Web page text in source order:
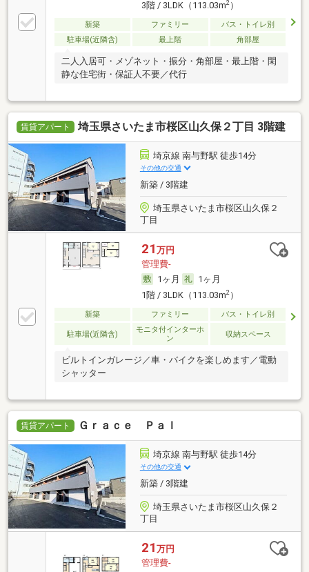
3階 / 3LDK（113.03m2）
新築 ファミリー
バス・トイレ別
駐車場(近隣含)
最上階 角部屋
二人入居可・メゾネット・振分・角部屋・最上階・閑
静な住宅街・保証人不要／代行
賃貸アパート 埼玉県さいたま市桜区山久保２丁目 3階建
埼京線 南与野駅 徒歩14分
その他の交通
新築 / 3階建
埼玉県さいたま市桜区山久保２
丁目
21 万円
管理費-
1ヶ月
1ヶ月
1階 / 3LDK（113.03m2）
新築 ファミリー バス・トイレ別
駐車場(近隣含)
モニタ付インターホ
ン
収納スペース
ビルトインガレージ／車・バイクを楽しめます／電動
シャッター
賃貸アパート Ｇｒａｃｅ Ｐａｌ
埼京線 南与野駅 徒歩14分
その他の交通
新築 / 3階建
埼玉県さいたま市桜区山久保２
丁目
21 万円
管理費-